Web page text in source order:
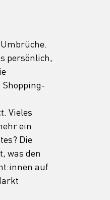
persönlich,
Vieles
ein
Die
was den
auf